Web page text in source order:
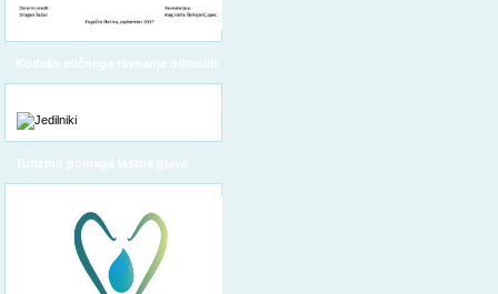
Kodeks etičnega ravnanja odraslih
Turizmu pomaga lastna glava